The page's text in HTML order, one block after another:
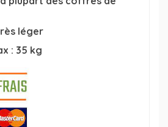
léger
: 35 kg